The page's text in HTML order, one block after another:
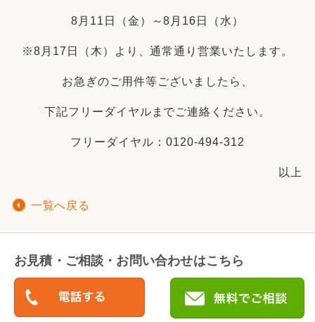
8月11日（金）～8月16日（水）
※8月17日（木）より、通常通り営業いたします。
お急ぎのご用件等ございましたら、
下記フリーダイヤルまでご連絡ください。
フリーダイヤル：0120-494-312
以上
一覧へ戻る
お見積・ご相談・お問い合わせはこちら